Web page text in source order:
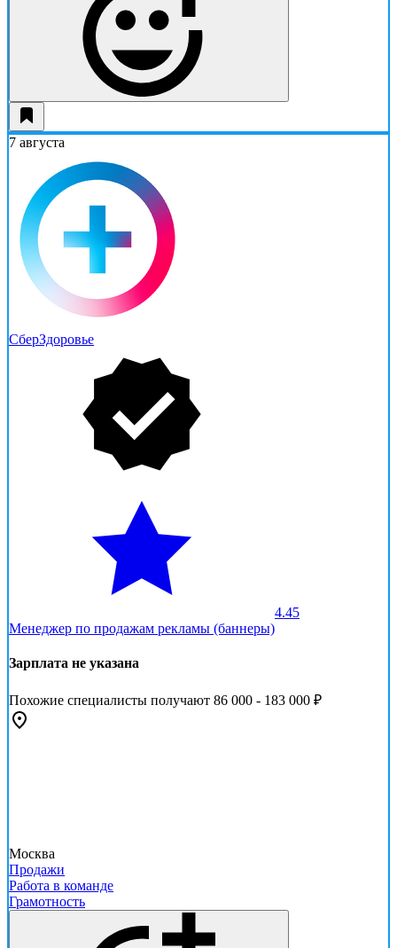
7 августа
СберЗдоровье
4.45
Менеджер по продажам рекламы (баннеры)
Зарплата не указана
Похожие специалисты получают 86 000 - 183 000 ₽
Москва
Продажи
Работа в команде
Грамотность